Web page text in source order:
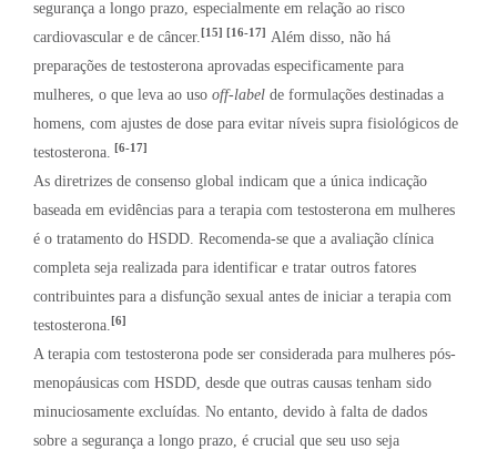
segurança a longo prazo, especialmente em relação ao risco
cardiovascular e de câncer. [15] [16-17] Além disso, não há
preparações de testosterona aprovadas especificamente para
mulheres, o que leva ao uso off-label de formulações destinadas a
homens, com ajustes de dose para evitar níveis supra fisiológicos de
testosterona. [6-17]
As diretrizes de consenso global indicam que a única indicação
baseada em evidências para a terapia com testosterona em mulheres
é o tratamento do HSDD. Recomenda-se que a avaliação clínica
completa seja realizada para identificar e tratar outros fatores
contribuintes para a disfunção sexual antes de iniciar a terapia com
testosterona. [6]
A terapia com testosterona pode ser considerada para mulheres pós-
menopáusicas com HSDD, desde que outras causas tenham sido
minuciosamente excluídas. No entanto, devido à falta de dados
sobre a segurança a longo prazo, é crucial que seu uso seja